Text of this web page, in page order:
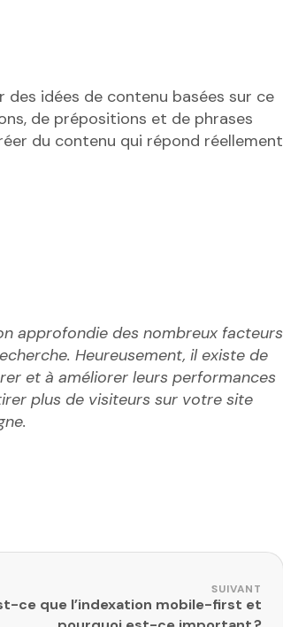
idées de contenu basées sur ce
de prépositions et de phrases
du contenu qui répond réellement
approfondie des nombreux facteurs
Heureusement, il existe de
et à améliorer leurs performances
plus de visiteurs sur votre site
SUIVANT
ce que l’indexation mobile-first et